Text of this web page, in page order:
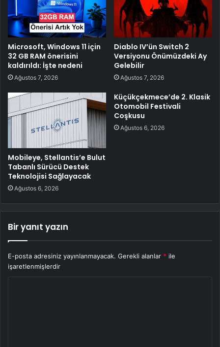
Microsoft, Windows 11 için
32 GB RAM önerisini
kaldırıldı: İşte nedeni
Ağustos 7, 2026
Diablo IV’ün Switch 2
Versiyonu Önümüzdeki Ay
Gelebilir
Ağustos 7, 2026
Mobileye, Stellantis’e Bulut
Tabanlı Sürücü Destek
Teknolojisi Sağlayacak
Ağustos 6, 2026
Küçükçekmece’de 2. Klasik
Otomobil Festivali
Coşkusu
Ağustos 6, 2026
Bir yanıt yazın
E-posta adresiniz yayınlanmayacak. Gerekli alanlar * ile
işaretlenmişlerdir